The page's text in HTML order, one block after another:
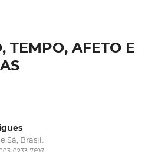
TEMPO, AFETO E
Sá, Brasil.